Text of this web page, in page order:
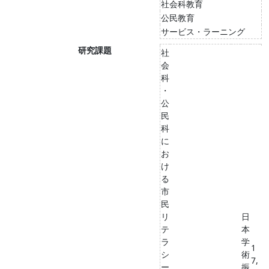
社会科教育
公民教育
サービス・ラーニング
研究課題
社
会
科
・
公
民
科
に
お
け
る
市
民
リ
テ
ラ
シ
日
本
学
術
1
7,